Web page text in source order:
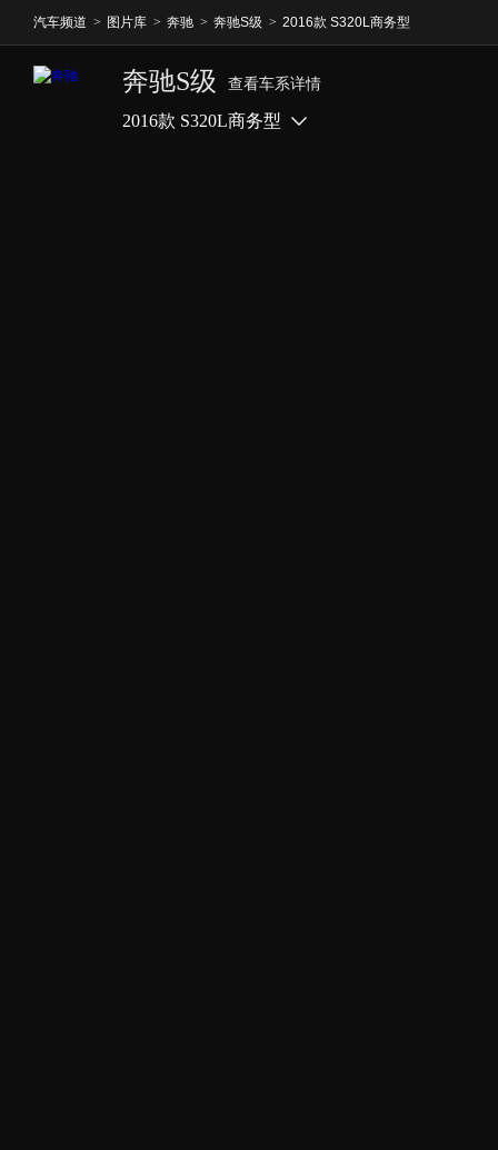
汽车频道 > 图片库 > 奔驰 > 奔驰S级 > 2016款 S320L商务型
奔驰S级 查看车系详情
2016款 S320L商务型